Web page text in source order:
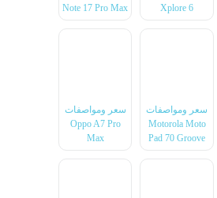
Xplore 6
Note 17 Pro Max
سعر ومواصفات
Motorola Moto
Pad 70 Groove
سعر ومواصفات
Oppo A7 Pro
Max